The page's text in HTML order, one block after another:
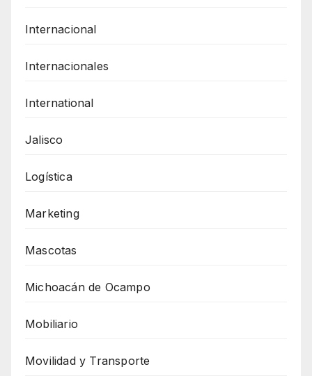
Internacional
Internacionales
International
Jalisco
Logística
Marketing
Mascotas
Michoacán de Ocampo
Mobiliario
Movilidad y Transporte